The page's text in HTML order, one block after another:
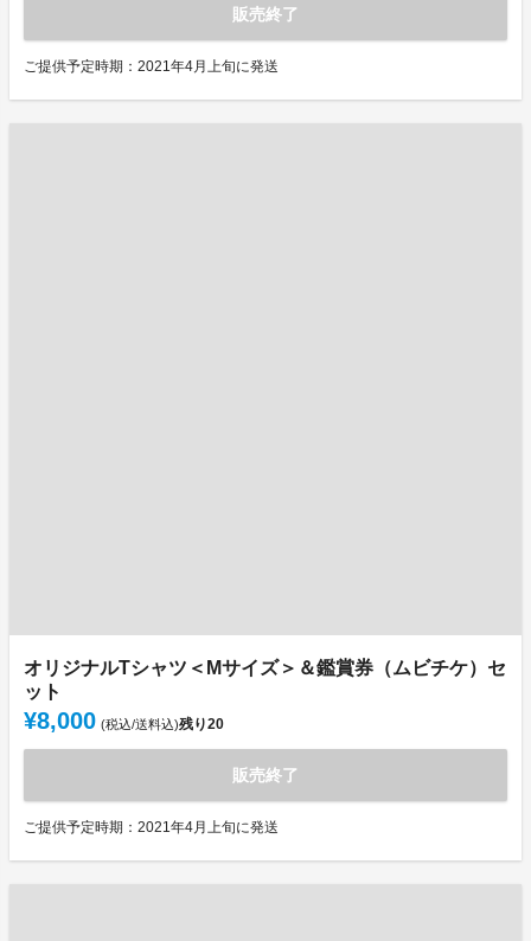
販売終了
ご提供予定時期：2021年4月上旬に発送
オリジナルTシャツ＜Mサイズ＞＆鑑賞券（ムビチケ）セ
ット
¥8,000 (税込/送料込)残り20
販売終了
ご提供予定時期：2021年4月上旬に発送